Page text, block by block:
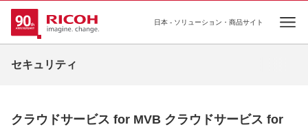
日本 - ソリューション・商品サイト
セキュリティ
クラウドサービス for MVB クラウドサービス for